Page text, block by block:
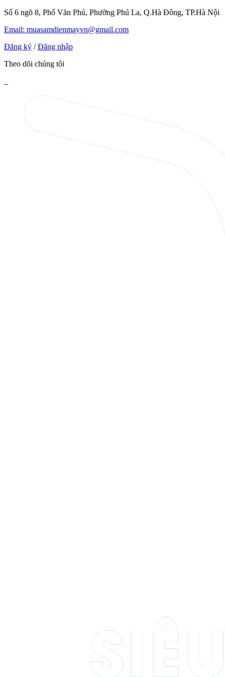
Số 6 ngõ 8, Phố Văn Phú, Phường Phú La, Q.Hà Đông, TP.Hà Nội
Email: muasamdienmayvn@gmail.com
Đăng ký / Đăng nhập
Theo dõi chúng tôi